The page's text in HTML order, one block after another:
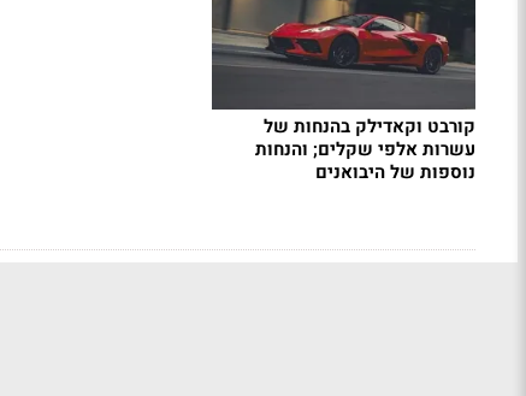
קורבט וקאדילק בהנחות של
עשרות אלפי שקלים; והנחות
נוספות של היבואנים